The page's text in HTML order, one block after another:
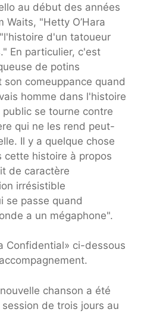
au début des années
Waits, "Hetty O’Hara
d'un tatoueur
En particulier, c'est
de potins
comeuppance quand
homme dans l'histoire
se tourne contre
qui ne les rend peut-
Il y a quelque chose
cette histoire à propos
de caractère
irrésistible
se passe quand
a un mégaphone".
Confidential» ci-dessous
chanson a été
de trois jours au